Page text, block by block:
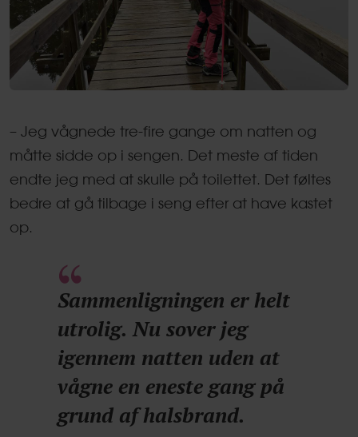
– Jeg vågnede tre-fire gange om natten og
måtte sidde op i sengen. Det meste af tiden
endte jeg med at skulle på toilettet. Det føltes
bedre at gå tilbage i seng efter at have kastet
op.
Sammenligningen er helt
utrolig. Nu sover jeg
igennem natten uden at
vågne en eneste gang på
grund af halsbrand.